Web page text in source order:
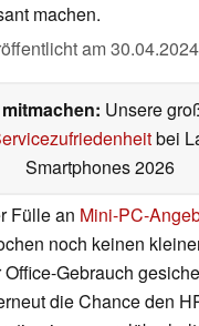
machen.
am30.04.2024
Unsere
bei
Smartphones 2026
Fülle an Mini-PC-
noch keinen
Gebrauch
die Chance den